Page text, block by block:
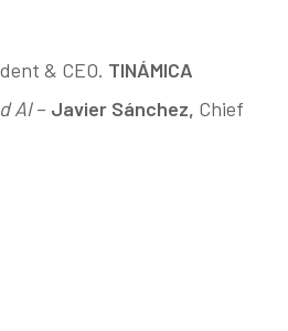
& CEO. TINÁMICA
AI– Javier Sánchez, Chief